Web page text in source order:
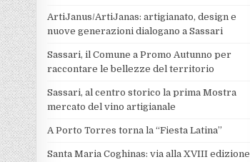
ArtiJanus/ArtiJanas: artigianato, design e
nuove generazioni dialogano a Sassari
Sassari, il Comune a Promo Autunno per
raccontare le bellezze del territorio
Sassari, al centro storico la prima Mostra
mercato del vino artigianale
A Porto Torres torna la “Fiesta Latina”
Santa Maria Coghinas: via alla XVIII edizione